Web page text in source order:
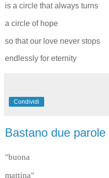
is a circle that always turns
a circle of hope
so that our love never stops
endlessly for eternity
Condividi
Bastano due parole
"buona
mattina"